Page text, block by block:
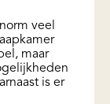
veel
maar
is er